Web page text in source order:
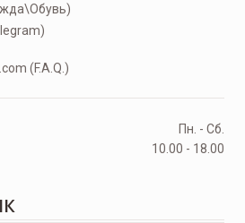
(F.A.Q.)
Пн. - Сб.
10.00 - 18.00